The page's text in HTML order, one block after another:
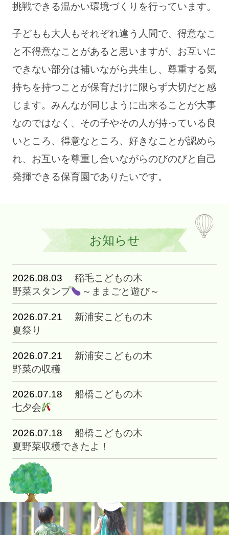
挑戦できる温かい環境づくりを行っています。
子どもも大人もそれぞれ違う人間で、得意なこ
と不得意なことがあると思いますが、お互いに
できない部分は補いながら共生し、尊重する気
持ちを持つことが保育だけに限らず大切だと感
じます。みんなが同じように出来ることが大事
なのではなく、その子やその人が持っている良
いところ、得意なところ、好きなことが認めら
れ、お互いを尊重し合いながらのびのびと自己
発揮できる保育園でありたいです。
お知らせ
2026.08.03
稲毛こどもの木
野菜スタンプ
～ままごと遊び～
2026.07.21
新浦安こどもの木
夏祭り
2026.07.21
新浦安こどもの木
野菜の収穫
2026.07.18
船橋こどもの木
七夕会
2026.07.18
船橋こどもの木
夏野菜収穫できたよ！